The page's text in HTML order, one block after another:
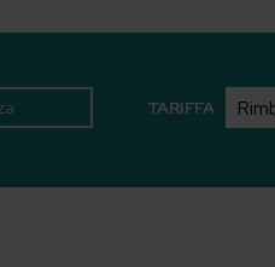
TARIFFA